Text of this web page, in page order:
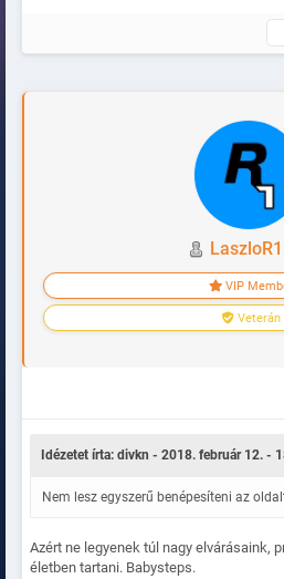
LaszloR1
VIP
Veterán
Idézetet írta: divkn - 2018. február 12. -
Nem lesz egyszerű benépesíteni az
Azért ne legyenek túl nagy elvárásaink,
életben tartani. Babysteps.